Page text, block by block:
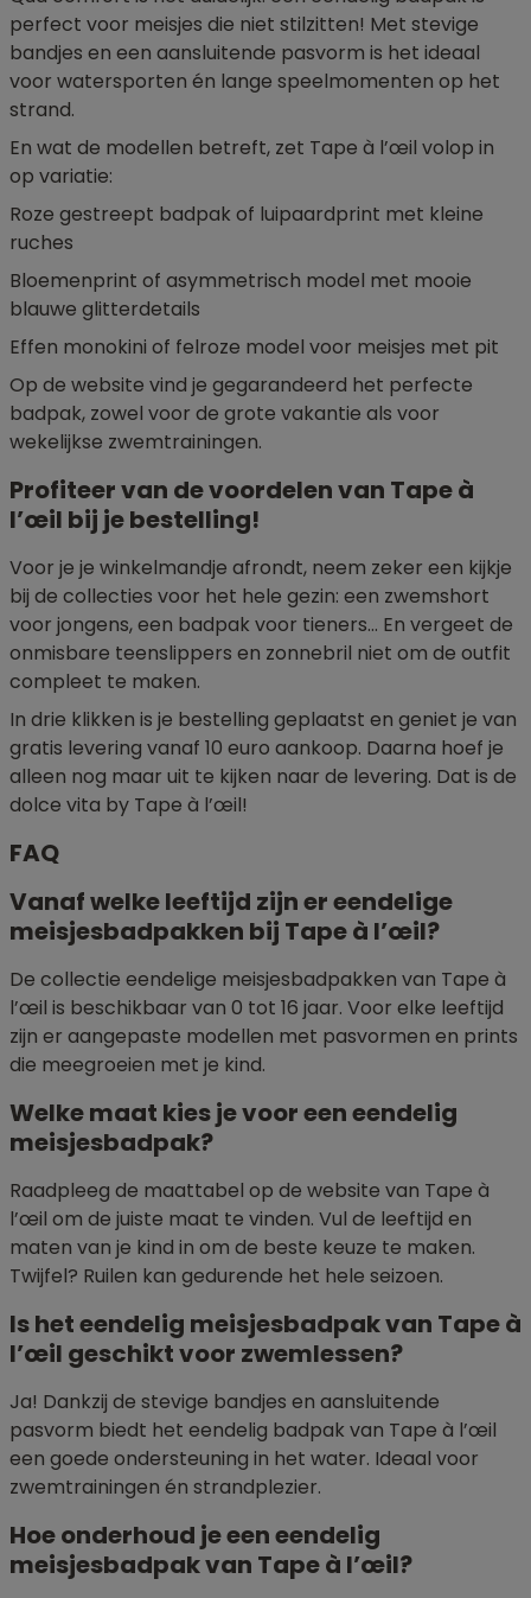
perfect voor meisjes die niet stilzitten! Met stevige
bandjes en een aansluitende pasvorm is het ideaal
voor watersporten én lange speelmomenten op het
strand.
En wat de modellen betreft, zet Tape à l’œil volop in
op variatie:
Roze gestreept badpak of luipaardprint met kleine
ruches
Bloemenprint of asymmetrisch model met mooie
blauwe glitterdetails
Effen monokini of felroze model voor meisjes met pit
Op de website vind je gegarandeerd het perfecte
badpak, zowel voor de grote vakantie als voor
wekelijkse zwemtrainingen.
Profiteer van de voordelen van Tape à
l’œil bij je bestelling!
Voor je je winkelmandje afrondt, neem zeker een kijkje
bij de collecties voor het hele gezin: een zwemshort
voor jongens, een badpak voor tieners… En vergeet de
onmisbare teenslippers en zonnebril niet om de outfit
compleet te maken.
In drie klikken is je bestelling geplaatst en geniet je van
gratis levering vanaf 10 euro aankoop. Daarna hoef je
alleen nog maar uit te kijken naar de levering. Dat is de
dolce vita by Tape à l’œil!
FAQ
Vanaf welke leeftijd zijn er eendelige
meisjesbadpakken bij Tape à l’œil?
De collectie eendelige meisjesbadpakken van Tape à
l’œil is beschikbaar van 0 tot 16 jaar. Voor elke leeftijd
zijn er aangepaste modellen met pasvormen en prints
die meegroeien met je kind.
Welke maat kies je voor een eendelig
meisjesbadpak?
Raadpleeg de maattabel op de website van Tape à
l’œil om de juiste maat te vinden. Vul de leeftijd en
maten van je kind in om de beste keuze te maken.
Twijfel? Ruilen kan gedurende het hele seizoen.
Is het eendelig meisjesbadpak van Tape à
l’œil geschikt voor zwemlessen?
Ja! Dankzij de stevige bandjes en aansluitende
pasvorm biedt het eendelig badpak van Tape à l’œil
een goede ondersteuning in het water. Ideaal voor
zwemtrainingen én strandplezier.
Hoe onderhoud je een eendelig
meisjesbadpak van Tape à l’œil?